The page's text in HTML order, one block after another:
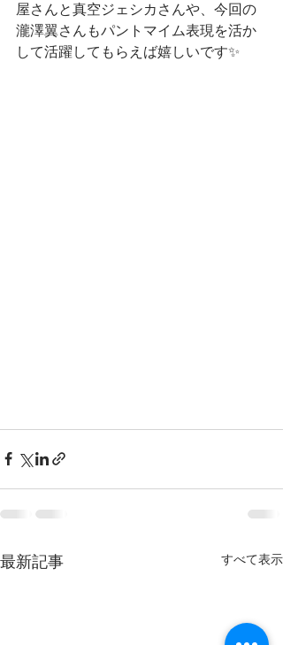
屋さんと真空ジェシカさんや、今回の
瀧澤翼さんもパントマイム表現を活か
して活躍してもらえば嬉しいです✨
最新記事 すべて表示